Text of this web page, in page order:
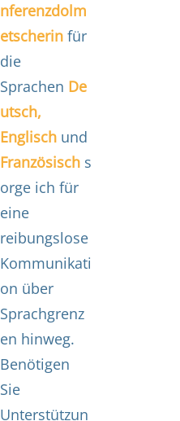
nferenzdolm
etscherin für
die
Sprachen De
utsch,
Englisch und
Französisch s
orge ich für
eine
reibungslose
Kommunikati
on über
Sprachgrenz
en hinweg.
Benötigen
Sie
Unterstützun